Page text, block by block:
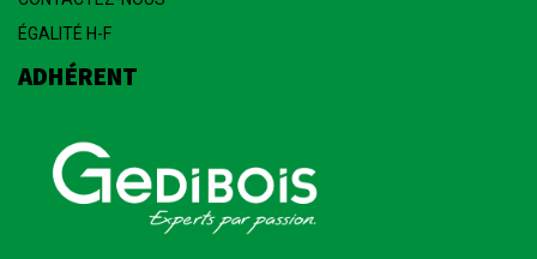
ÉGALITÉ H-F
ADHÉRENT